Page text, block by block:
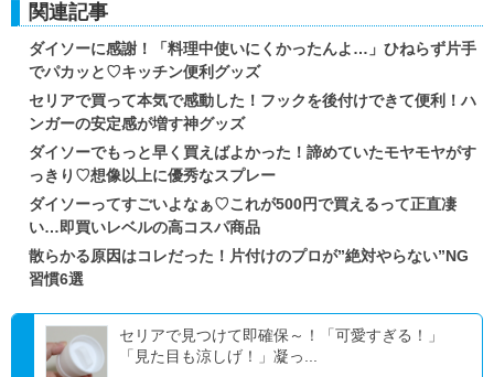
関連記事
ダイソーに感謝！「料理中使いにくかったんよ…」ひねらず片手
でパカッと♡キッチン便利グッズ
セリアで買って本気で感動した！フックを後付けできて便利！ハ
ンガーの安定感が増す神グッズ
ダイソーでもっと早く買えばよかった！諦めていたモヤモヤがす
っきり♡想像以上に優秀なスプレー
ダイソーってすごいよなぁ♡これが500円で買えるって正直凄
い…即買いレベルの高コスパ商品
散らかる原因はコレだった！片付けのプロが”絶対やらない”NG
習慣6選
セリアで見つけて即確保～！「可愛すぎる！」
「見た目も涼しげ！」凝っ...